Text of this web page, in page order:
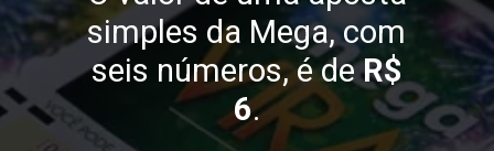
simples da Mega, com
seis números, é deR$
6.